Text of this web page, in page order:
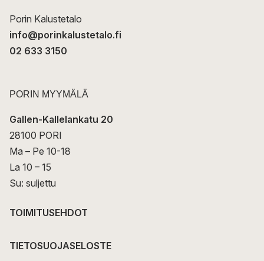
Porin Kalustetalo
info@porinkalustetalo.fi
02 633 3150
PORIN MYYMÄLÄ
Gallen-Kallelankatu 20
28100 PORI
Ma – Pe 10-18
La 10 – 15
Su: suljettu
TOIMITUSEHDOT
TIETOSUOJASELOSTE